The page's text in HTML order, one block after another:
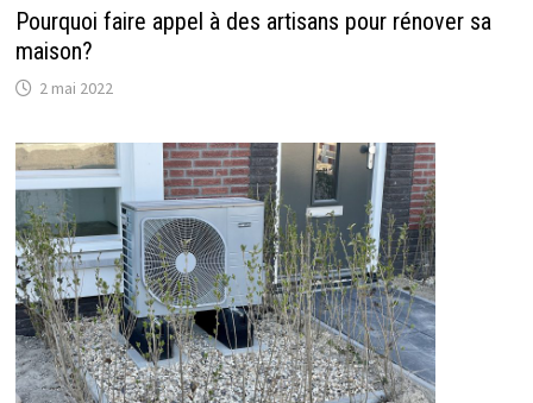
Pourquoi faire appel à des artisans pour rénover sa
maison?
2 mai 2022